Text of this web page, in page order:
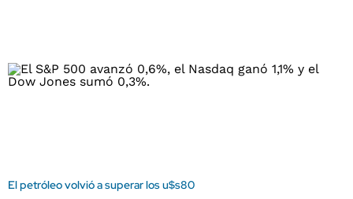
El petróleo volvió a superar los u$s80